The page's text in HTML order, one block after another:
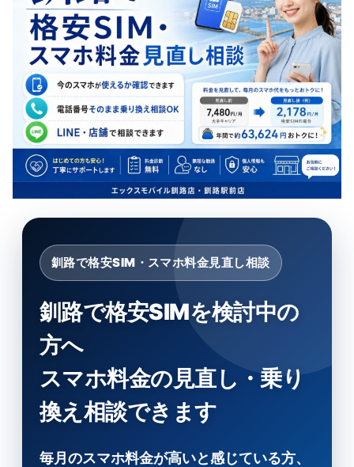
釧路で格安SIM・スマホ料金見直し相談
釧路で格安SIMを検討中の
方へ
スマホ料金の見直し・乗り
換え相談できます
毎月のスマホ料金が高いと感じている方、